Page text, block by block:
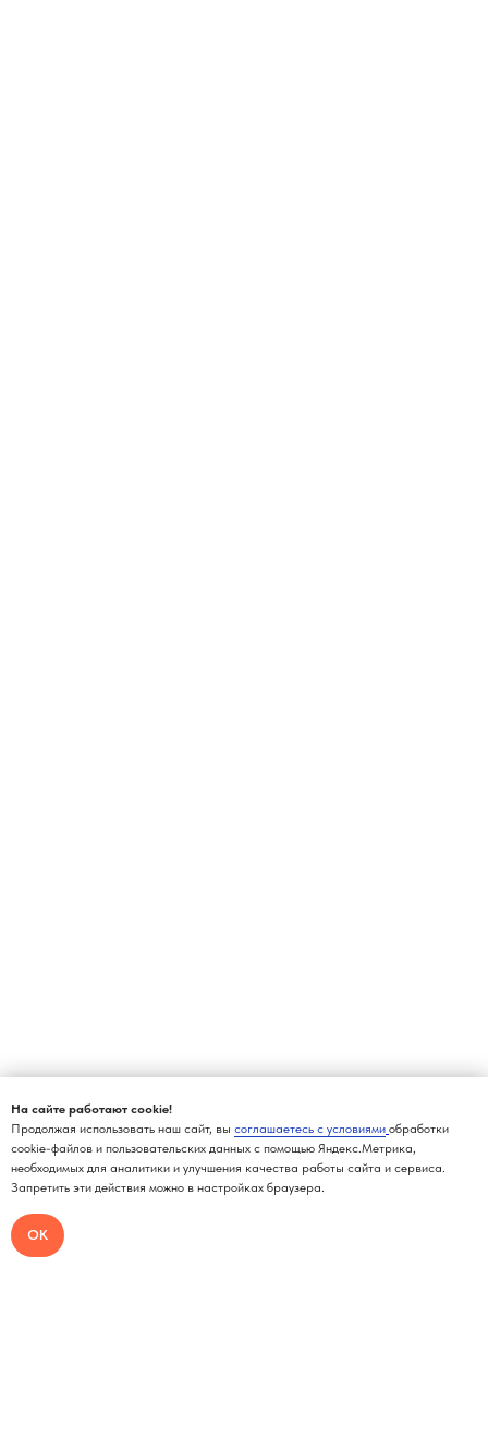
На сайте работают cookie!
Продолжая использовать наш сайт, вы соглашаетесь с условиями обработки
cookie-файлов и пользовательских данных с помощью Яндекс.Метрика,
необходимых для аналитики и улучшения качества работы сайта и сервиса.
Запретить эти действия можно в настройках браузера.
ОК